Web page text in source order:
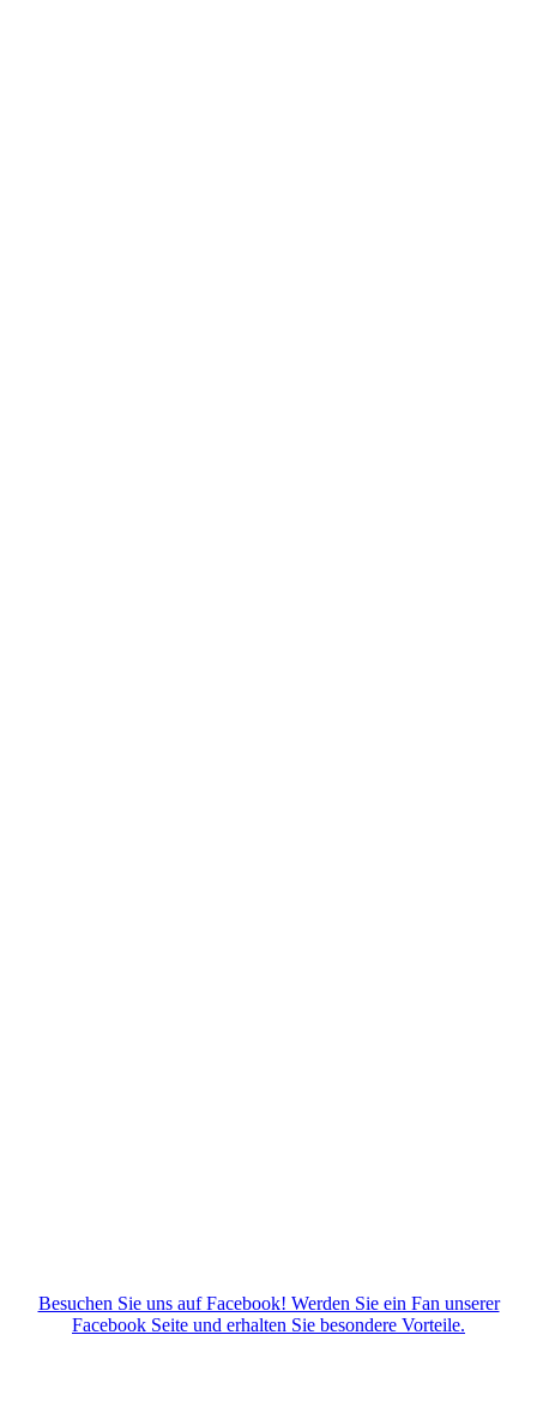
Besuchen Sie uns auf Facebook! Werden Sie ein Fan unserer
Facebook Seite und erhalten Sie besondere Vorteile.